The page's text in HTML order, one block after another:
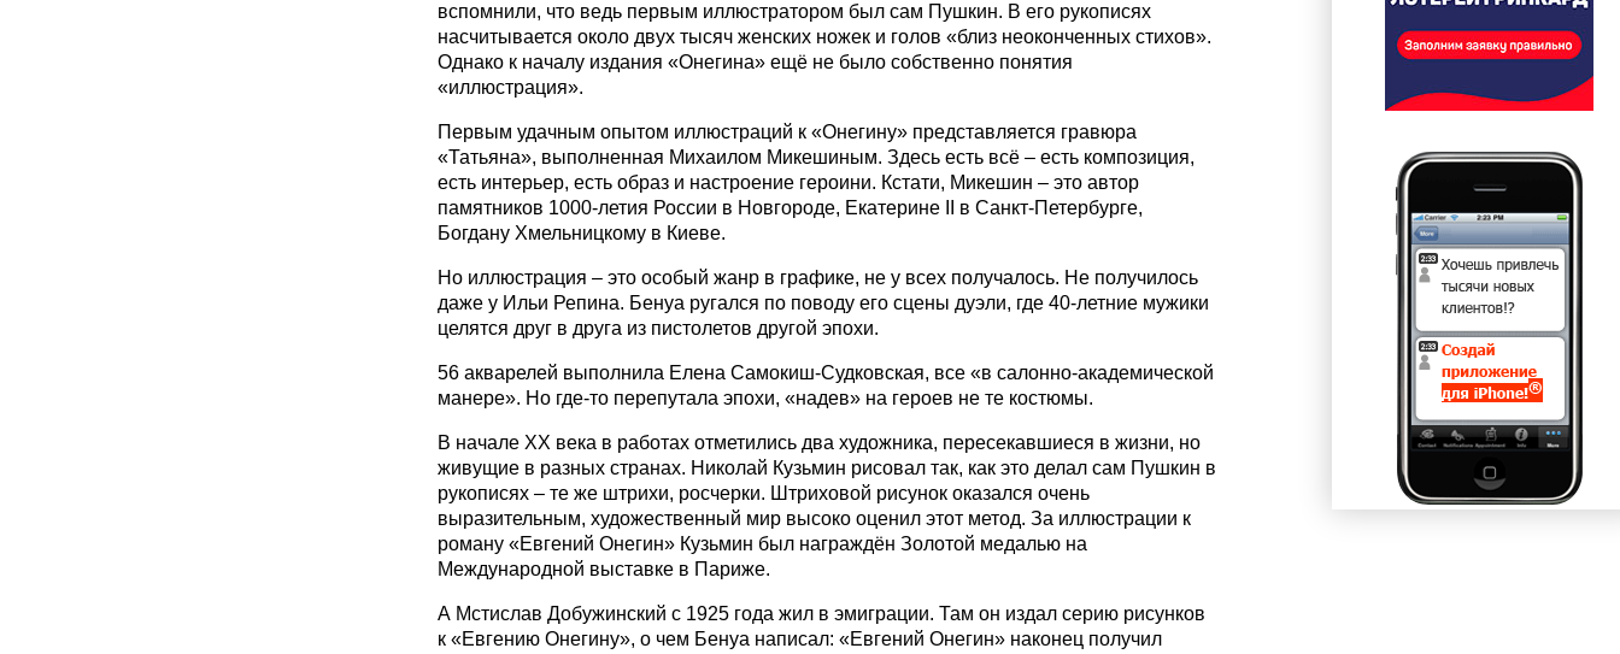
вспомнили, что ведь первым иллюстратором был сам Пушкин. В его рукописях
насчитывается около двух тысяч женских ножек и голов «близ неоконченных стихов».
Однако к началу издания «Онегина» ещё не было собственно понятия
«иллюстрация».
Первым удачным опытом иллюстраций к «Онегину» представляется гравюра
«Татьяна», выполненная Михаилом Микешиным. Здесь есть всё – есть композиция,
есть интерьер, есть образ и настроение героини. Кстати, Микешин – это автор
памятников 1000-летия России в Новгороде, Екатерине II в Санкт-Петербурге,
Богдану Хмельницкому в Киеве.
Но иллюстрация – это особый жанр в графике, не у всех получалось. Не получилось
даже у Ильи Репина. Бенуа ругался по поводу его сцены дуэли, где 40-летние мужики
целятся друг в друга из пистолетов другой эпохи.
56 акварелей выполнила Елена Самокиш-Судковская, все «в салонно-академической
манере». Но где-то перепутала эпохи, «надев» на героев не те костюмы.
В начале ХХ века в работах отметились два художника, пересекавшиеся в жизни, но
живущие в разных странах. Николай Кузьмин рисовал так, как это делал сам Пушкин в
рукописях – те же штрихи, росчерки. Штриховой рисунок оказался очень
выразительным, художественный мир высоко оценил этот метод. За иллюстрации к
роману «Евгений Онегин» Кузьмин был награждён Золотой медалью на
Международной выставке в Париже.
А Мстислав Добужинский с 1925 года жил в эмиграции. Там он издал серию рисунков
к «Евгению Онегину», о чем Бенуа написал: «Евгений Онегин» наконец получил